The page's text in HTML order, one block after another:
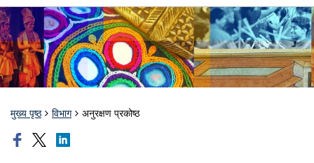
मुख्य पृष्ठ विभाग अनुरक्षण प्रकोष्‍ठ